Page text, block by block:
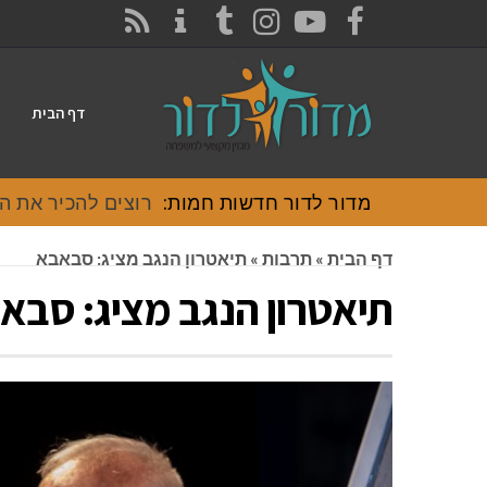
FACEBOOK
YOUTUBE
INSTAGRAM
TUMBLR
דף הבית
מדור לדור חדשות חמות: רוצים להכיר את
דף הבית » תרבות » תיאטרון הנגב מציג: סבאבא
תיאטרון הנגב מציג: